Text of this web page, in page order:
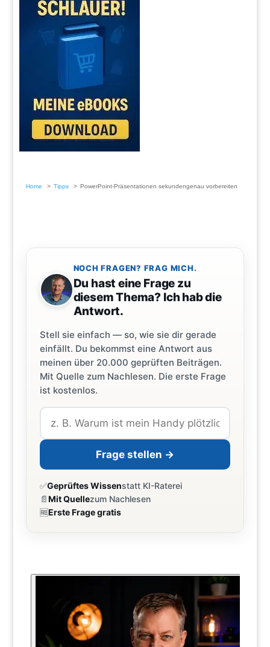
Home Tipps PowerPoint-Präsentationen sekundengenau vorbereiten
NOCH FRAGEN? FRAG MICH.
Du hast eine Frage zu
diesem Thema? Ich hab die
Antwort.
Stell sie einfach — so, wie sie dir gerade
einfällt. Du bekommst eine Antwort aus
meinen über 20.000 geprüften Beiträgen.
Mit Quelle zum Nachlesen. Die erste Frage
ist kostenlos.
Frage stellen →
✅Geprüftes Wissenstatt KI-Raterei
📄Mit Quellezum Nachlesen
🆓Erste Frage gratis